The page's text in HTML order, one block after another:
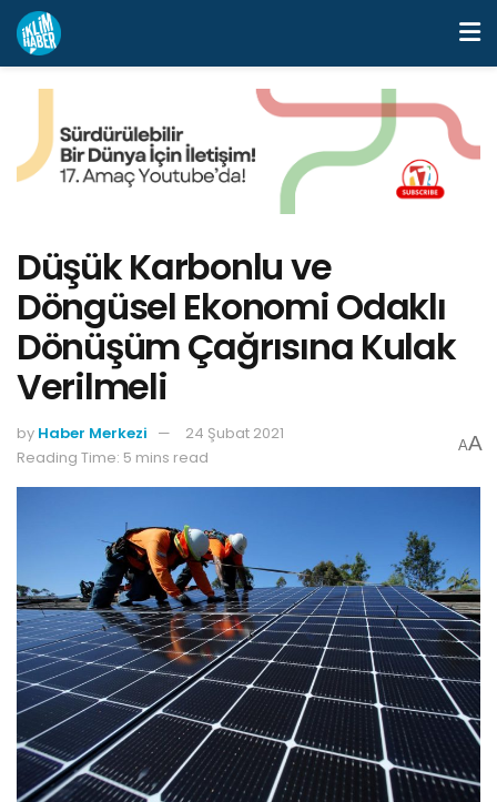
Düşük Karbonlu ve
Döngüsel Ekonomi Odaklı
Dönüşüm Çağrısına Kulak
Verilmeli
by Haber Merkezi
24 Şubat 2021
Reading Time: 5 mins read
AA